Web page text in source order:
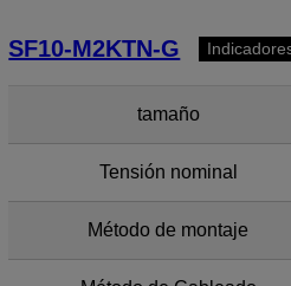
SF10-M2KTN-G
tamaño
Tensión nominal
Método de montaje